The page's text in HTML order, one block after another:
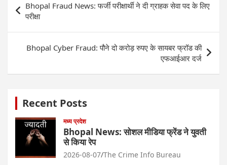
navigation
Bhopal Fraud News: फर्जी परीक्षार्थी ने दी ग्राहक सेवा पद के लिए
परीक्षा
Bhopal Cyber Fraud: पौने दो करोड़ रुपए के सायबर फ्रॉड की
एफआईआर दर्ज
Recent Posts
मध्य प्रदेश
Bhopal News: सोशल मीडिया फ्रेंड ने युवती
से किया रेप
2026-08-07 The Crime Info Bureau